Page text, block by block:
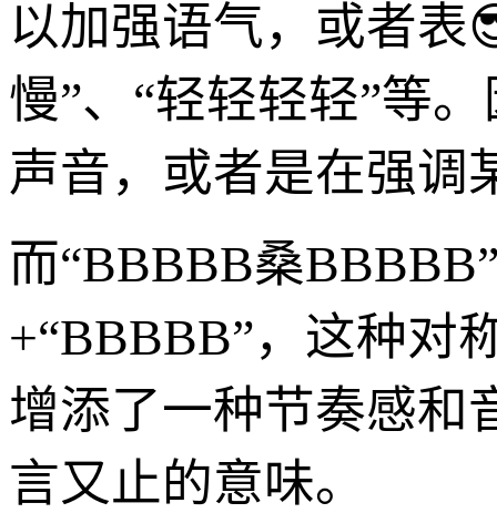
以加强语气，或者表
慢”、“轻轻轻轻”等
声音，或者是在强调
而“BBBBB桑
+“BBBBB”，这种对
增添了一种节奏感和
言又止的意味。